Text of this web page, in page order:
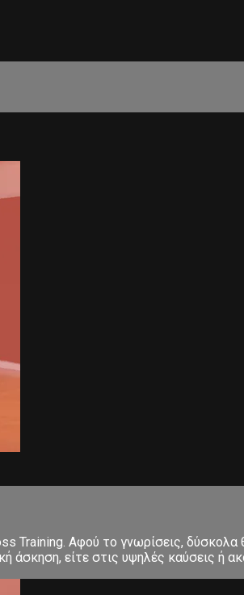
Training. Αφού το γνωρίσεις,
άσκηση, είτε στις υψηλές καύσεις ή